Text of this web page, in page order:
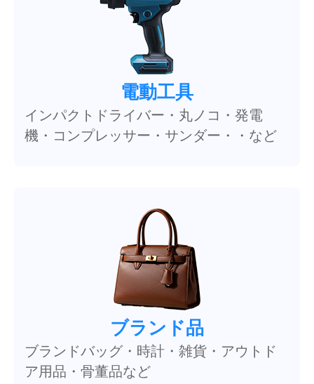
電動工具
インパクトドライバー・丸ノコ・発電
機・コンプレッサー・サンダー・・など
ブランド品
ブランドバッグ・時計・雑貨・アウトド
ア用品・骨董品など